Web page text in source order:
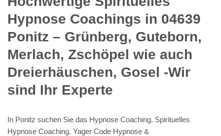
Hypnose Coachings in 04639
Ponitz – Grünberg, Guteborn,
Merlach, Zschöpel wie auch
Dreierhäuschen, Gosel -Wir
sind Ihr Experte
In Ponitz suchen Sie das Hypnose Coaching, Spirituelles
Hypnose Coaching, Yager Code Hypnose &